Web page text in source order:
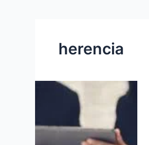
herencia